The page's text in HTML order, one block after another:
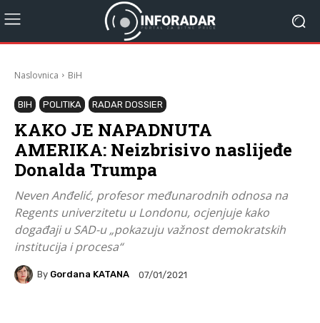
Naslovnica BiH
BIH POLITIKA RADAR DOSSIER
KAKO JE NAPADNUTA
AMERIKA: Neizbrisivo naslijeđe
Donalda Trumpa
Neven Anđelić, profesor međunarodnih odnosa na
Regents univerzitetu u Londonu, ocjenjuje kako
događaji u SAD-u „pokazuju važnost demokratskih
institucija i procesa“
By Gordana KATANA 07/01/2021